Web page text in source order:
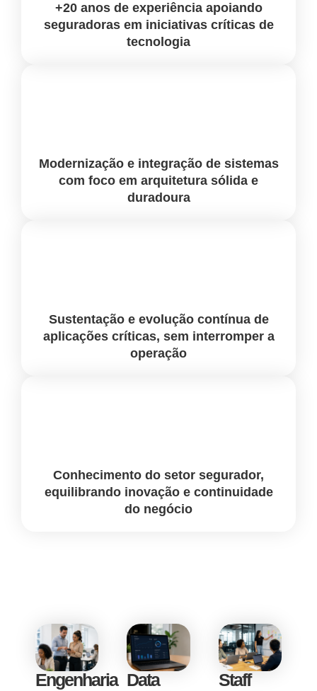
+20 anos de experiênciaapoiando
seguradoras em iniciativas críticas de
tecnologia
Modernização e integração de sistemas
com foco em arquitetura sólida e
duradoura
Sustentação e evolução contínuade
aplicações críticas, sem interromper a
operação
Conhecimento do setor segurador,
equilibrando inovação e continuidade
do negócio
Engenharia Data
Staff